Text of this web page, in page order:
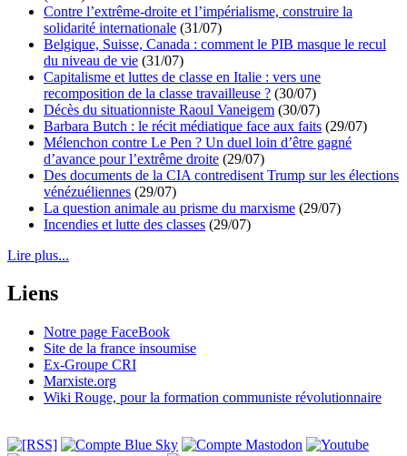
Contre l’extrême-droite et l’impérialisme, construire la
solidarité internationale (31/07)
Belgique, Suisse, Canada : comment le PIB masque le recul
du niveau de vie (31/07)
Capitalisme et luttes de classe en Italie : vers une
recomposition de la classe travailleuse ? (30/07)
Décès du situationniste Raoul Vaneigem (30/07)
Barbara Butch : le récit médiatique face aux faits (29/07)
Mélenchon contre Le Pen ? Un duel loin d’être gagné
d’avance pour l’extrême droite (29/07)
Des documents de la CIA contredisent Trump sur les élections
vénézuéliennes (29/07)
La question animale au prisme du marxisme (29/07)
Incendies et lutte des classes (29/07)
Lire plus...
Liens
Notre page FaceBook
Site de la france insoumise
Ex-Groupe CRI
Marxiste.org
Wiki Rouge, pour la formation communiste révolutionnaire